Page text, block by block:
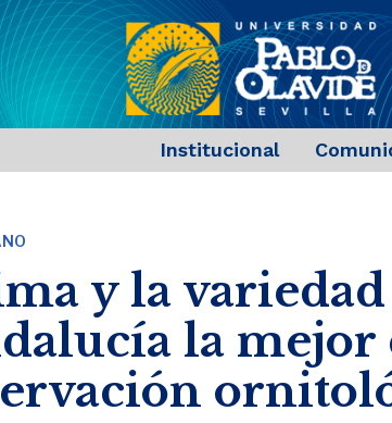
Institucional
y la
la